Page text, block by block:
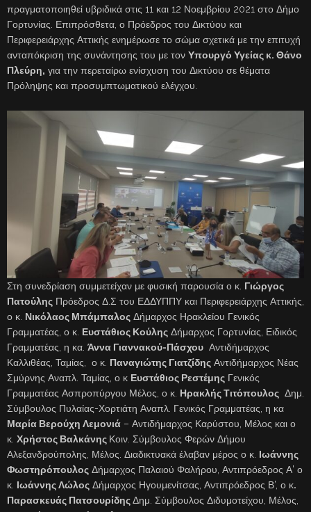
πραγματοποιηθεί υβριδικά στις 11 και 12 Νοεμβρίου 2021 στο Δήμο
Γορτυνίας. Επιπρόσθετα, ο Πρόεδρος του Δικτύου και
Περιφερειάρχης Αττικής ενημέρωσε το σώμα σχετικά με την επιτυχή
ανταπόκριση της συνάντησης του με τον Υπουργό Υγείας κ. Θάνο
Πλεύρη, για την περεταίρω ενίσχυση του Δικτύου σε θέματα
Πρόληψης και προσυμπτωματικού ελέγχου.
Στη συνεδρίαση συμμετείχαν με φυσική παρουσία ο κ. Γιώργος
Πατούλης Πρόεδρος Δ.Σ του ΕΔΔΥΠΠΥ και Περιφερειάρχης Αττικής,
ο κ. Νικόλαος Μπάμπαλος Δήμαρχος Ηρακλείου Γενικός
Γραμματέας, ο κ. Ευστάθιος Κούλης Δήμαρχος Γορτυνίας, Ειδικός
Γραμματέας, η κα. Άννα Γιαννακού-Πάσχου Αντιδήμαρχος
Καλλιθέας, Ταμίας, ο κ. Παναγιώτης Γιατζίδης Αντιδήμαρχος Νέας
Σμύρνης Αναπλ. Ταμίας, ο κ Ευστάθιος Ρεστέμης Γενικός
Γραμματέας Ασπροπύργου Μέλος, ο κ. Ηρακλής Τιτόπουλος Δημ.
Σύμβουλος Πυλαίας-Χορτιάτη Αναπλ. Γενικός Γραμματέας, η κα
Μαρία Βερούχη Λεμονιά – Αντιδήμαρχος Καρύστου, Μέλος και ο
κ. Χρήστος Βαλκάνης Κοιν. Σύμβουλος Φερών Δήμου
Αλεξανδρούπολης, Μέλος. Διαδικτυακά έλαβαν μέρος ο κ. Ιωάννης
Φωστηρόπουλος Δήμαρχος Παλαιού Φαλήρου, Αντιπρόεδρος Α’ ο
κ. Ιωάννης Λώλος Δήμαρχος Ηγουμενίτσας, Αντιπρόεδρος Β’, ο κ.
Παρασκευάς ΠατσουρίδηςΔημ. Σύμβουλος Διδυμοτείχου, Μέλος,